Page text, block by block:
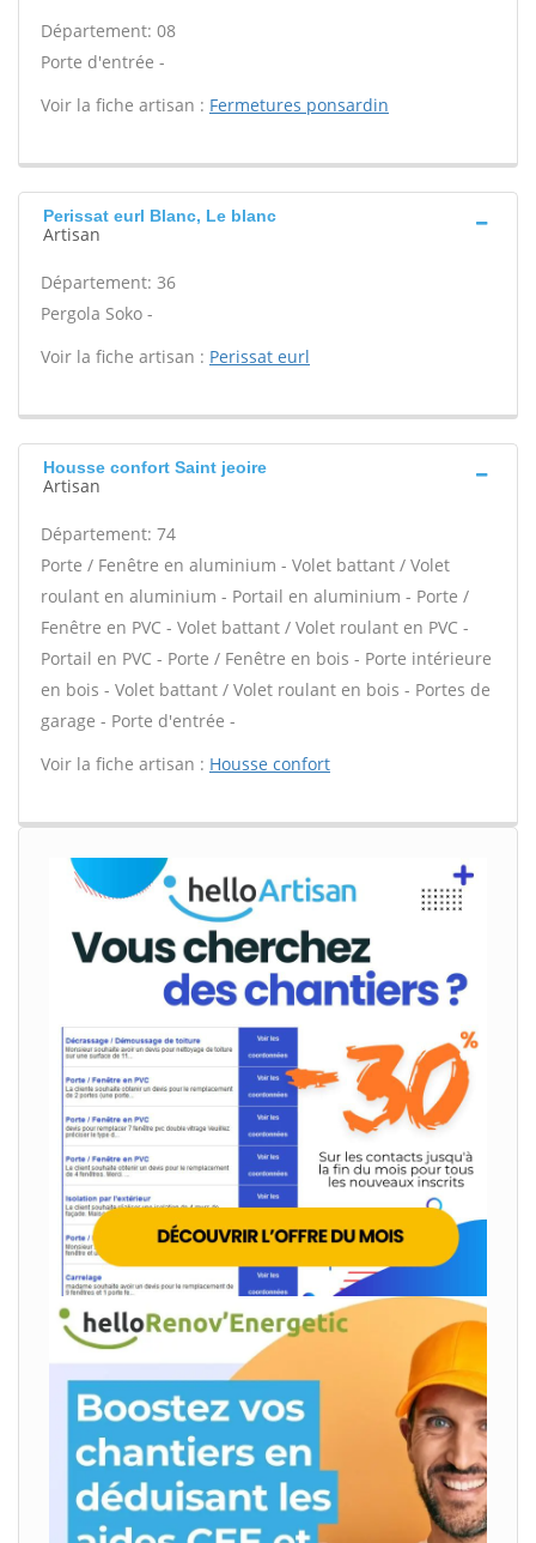
Département: 08
Porte d'entrée -
Voir la fiche artisan : Fermetures ponsardin
Perissat eurl Blanc, Le blanc
Artisan
Département: 36
Pergola Soko -
Voir la fiche artisan : Perissat eurl
Housse confort Saint jeoire
Artisan
Département: 74
Porte / Fenêtre en aluminium - Volet battant / Volet
roulant en aluminium - Portail en aluminium - Porte /
Fenêtre en PVC - Volet battant / Volet roulant en PVC -
Portail en PVC - Porte / Fenêtre en bois - Porte intérieure
en bois - Volet battant / Volet roulant en bois - Portes de
garage - Porte d'entrée -
Voir la fiche artisan : Housse confort